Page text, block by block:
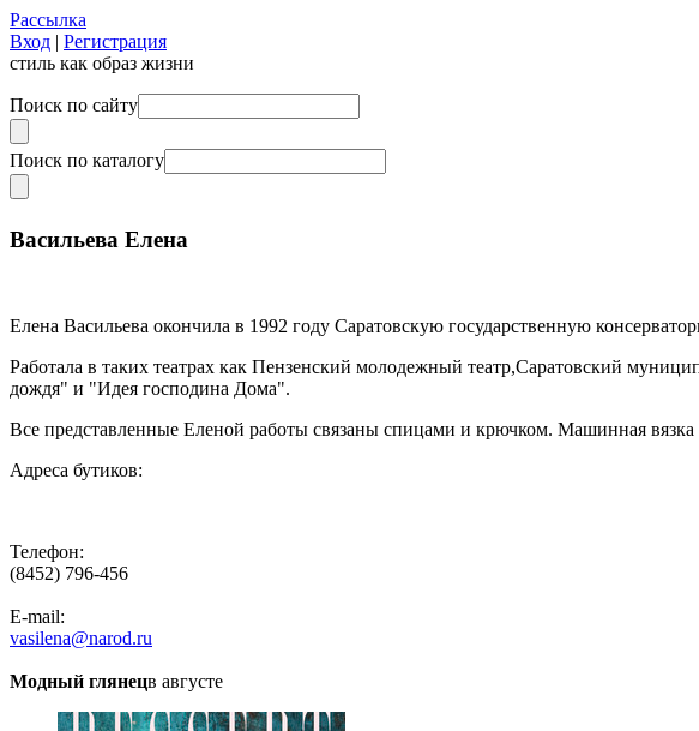
Рассылка
Вход | Регистрация
стиль как образ жизни
Поиск по сайту
Поиск по каталогу
Васильева Елена
Елена Васильева окончила в 1992 году Саратовскую государственную
Работала в таких театрах как Пензенский молодежный театр,Саратовский
дождя" и "Идея господина Дома".
Все представленные Еленой работы связаны спицами и крючком. Машинная вязка
Адреса бутиков:
Телефон:
(8452) 796-456
E-mail:
vasilena@narod.ru
Модный глянецв августе